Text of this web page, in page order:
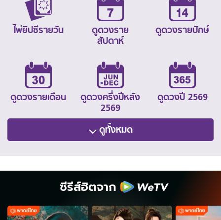
ไพ่ยิปซีรายวัน
ดูดวงราย
สัปดาห์
ดูดวงรายปักษ์
ดูดวงรายเดือน
ดูดวงครึ่งปีหลัง
2569
ดูดวงปี 2569
ดูทั้งหมด
ซีรีส์ฮิตจาก